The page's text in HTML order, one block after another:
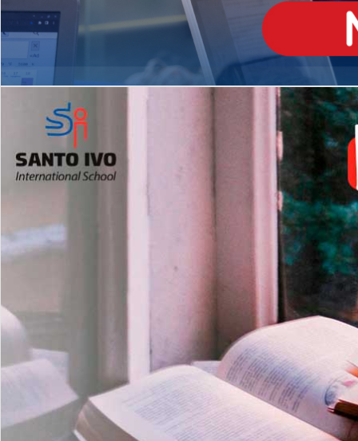
Matrículas Abertas 2026
2º AO 5º ANO FUNDAMENTAL
es
Com imersão Bilingue - Anos
Finais
6º AO 9º ANO FUNDAMENTAL
Inglês: Turmas Reduzidas
(Proficiência)